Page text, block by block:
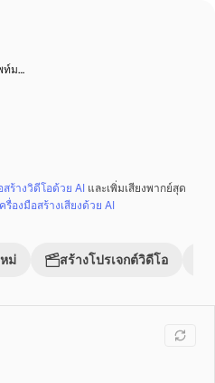
ท์ม…
สร้างวิดีโอด้วย AI และเพิ่มเสียงพากย์สุด
ครื่องมือสร้างเสียงด้วย AI
ม่ สร้างโปรเจกต์วิดีโอ